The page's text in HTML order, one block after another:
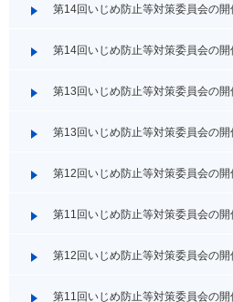
第14回いじめ防止等対策委員会の
第14回いじめ防止等対策委員会の開
第13回いじめ防止等対策委員会の
第13回いじめ防止等対策委員会の開
第12回いじめ防止等対策委員会の
第11回いじめ防止等対策委員会の
第12回いじめ防止等対策委員会の開
第11回いじめ防止等対策委員会の開